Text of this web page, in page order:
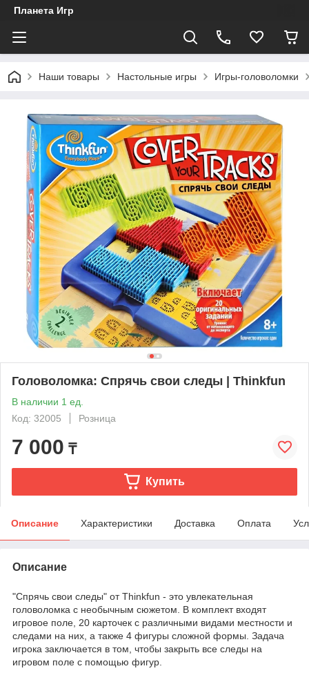
Планета Игр
Наши товары Настольные игры Игры-головоломки
Головоломка: Спрячь свои следы | Thinkfun
В наличии 1 ед.
Код: 32005
Розница
7 000 ₸
Купить
Описание Характеристики Доставка Оплата
Описание
"Спрячь свои следы" от Thinkfun - это увлекательная
головоломка с необычным сюжетом. В комплект входят
игровое поле, 20 карточек с различными видами местности и
следами на них, а также 4 фигуры сложной формы. Задача
игрока заключается в том, чтобы закрыть все следы на
игровом поле с помощью фигур.